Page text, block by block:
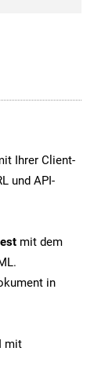
Ihrer Client-
und API-
mit dem
in
mit